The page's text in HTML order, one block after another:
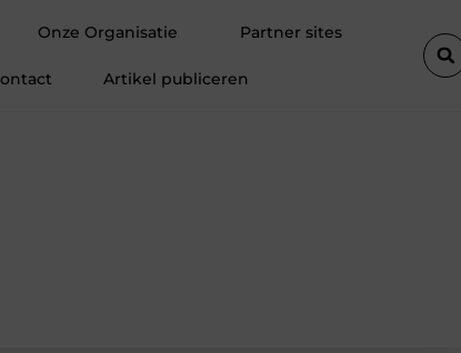
Onze Organisatie Partner sites
Artikel publiceren